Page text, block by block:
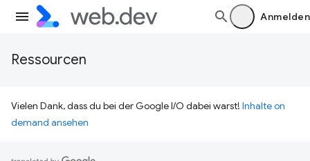
Anmelden
Ressourcen
Vielen Dank, dass du bei der Google I/O dabei warst! Inhalte on
demand ansehen